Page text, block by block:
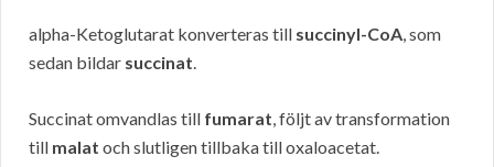
alpha-Ketoglutarat konverteras till succinyl-CoA , som
sedan bildar succinat
Succinat omvandlas till fumarat , följt av transformation
till malat och slutligen tillbaka till oxaloacetat.